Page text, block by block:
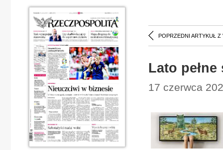
POPRZEDNI ARTYKUŁ Z
Lato
17 czerwca